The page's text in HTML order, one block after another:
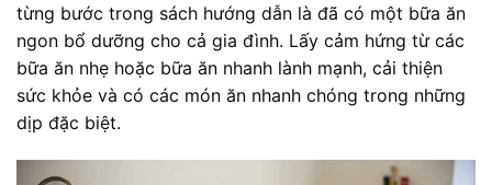
từng bước trong sách hướng dẫn là đã có một bữa ăn
ngon bổ dưỡng cho cả gia đình. Lấy cảm hứng từ các
bữa ăn nhẹ hoặc bữa ăn nhanh lành mạnh, cải thiện
sức khỏe và có các món ăn nhanh chóng trong những
dịp đặc biệt.